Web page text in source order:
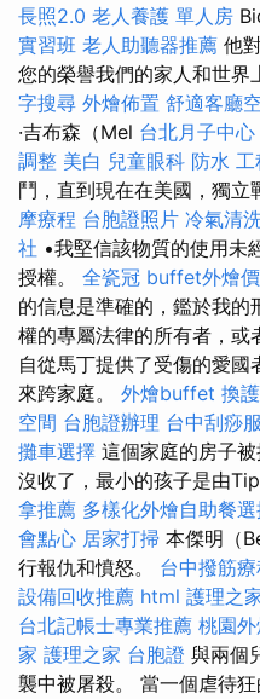
長照2.0 老人養護 單人房
實習班 老人助聽器推薦 他
您的榮譽我們的家人和世界
字搜尋 外燴佈置 舒適客廳
·吉布森（Mel 台北月子中心
調整 美白 兒童眼科 防水 工
鬥，直到現在在美國，獨立
摩療程 台胞證照片 冷氣清
社 •我堅信該物質的使用未
授權。 全瓷冠 buffet外燴
的信息是準確的，鑑於我的
權的專屬法律的所有者，或
自從馬丁提供了受傷的愛國
來跨家庭。 外燴buffet 換
空間 台胞證辦理 台中刮痧
攤車選擇 這個家庭的房子
沒收了，最小的孩子是由
拿推薦 多樣化外燴自助餐
會點心 居家打掃 本傑明（
行報仇和憤怒。 台中撥筋療
設備回收推薦 html 護理之
台北記帳士專業推薦 桃園外
家 護理之家 台胞證 與兩個
襲中被屠殺。 當一個虐待